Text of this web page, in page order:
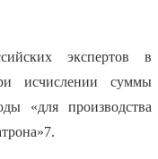
экспертов в
исчислении суммы
«для производства